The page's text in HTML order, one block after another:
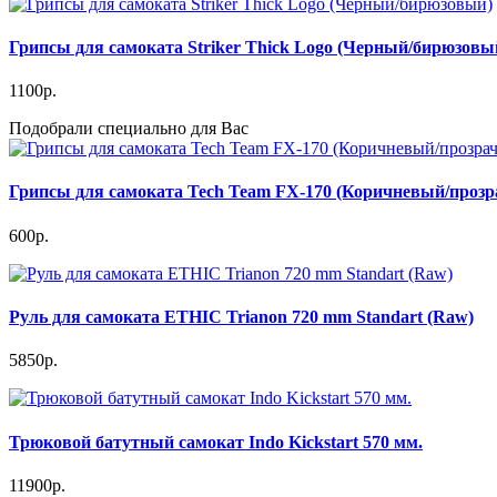
Грипсы для самоката Striker Thick Logo (Черный/
1100р.
Подобрали специально для Вас
Грипсы для самоката Tech Team FX-170 (Коричневый/
600р.
Руль для самоката ETHIC Trianon 720 mm Standart (Raw)
5850р.
Трюковой батутный самокат Indo Kickstart 570 мм.
11900р.